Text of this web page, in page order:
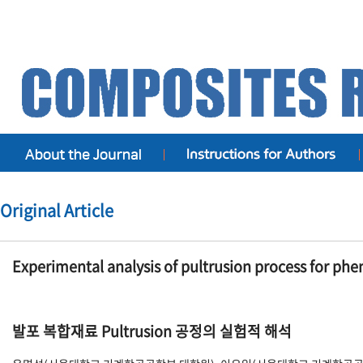
Original Article
Experimental analysis of pultrusion process for
발포 복합재료 Pultrusion 공정의 실험적 해석